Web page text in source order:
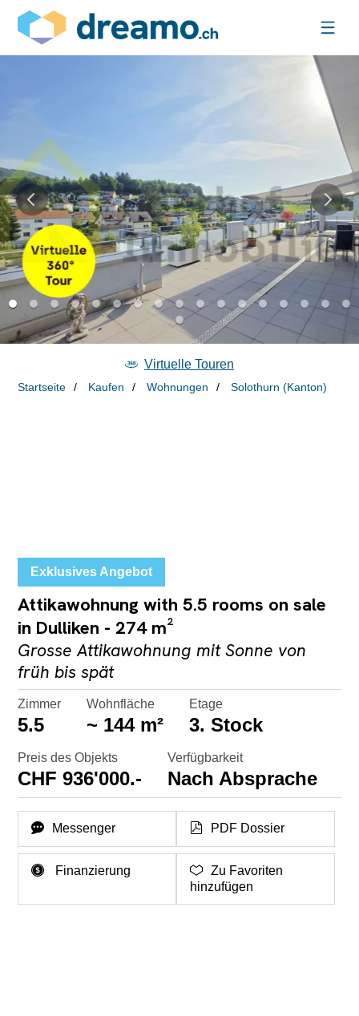
Startseite Kaufen Wohnungen Solothurn (Kanton)
Virtuelle Touren
Exklusives Angebot
Attikawohnung with 5.5 rooms on sale
in Dulliken - 274 m²
Grosse Attikawohnung mit Sonne von
früh bis spät
Zimmer
5.5
Wohnfläche
~ 144 m²
Etage
3. Stock
Preis des Objekts
CHF 936'000.-
Verfügbarkeit
Nach Absprache
Messenger PDF Dossier
Finanzierung
Zu Favoriten
hinzufügen